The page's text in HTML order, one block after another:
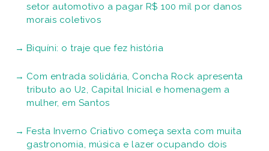
setor automotivo a pagar R$ 100 mil por danos
morais coletivos
Biquíni: o traje que fez história
Com entrada solidária, Concha Rock apresenta
tributo ao U2, Capital Inicial e homenagem a
mulher, em Santos
Festa Inverno Criativo começa sexta com muita
gastronomia, música e lazer ocupando dois